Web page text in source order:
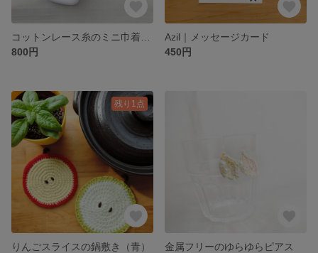
800円
Azil｜メッセージカード
450円
残り1点
りんごスライスの鍋敷き（青）
金属フリーのゆらゆらピアス